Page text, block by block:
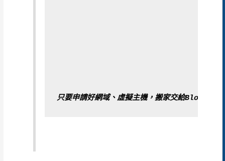
只要申請好網域、虛擬主機，搬家交給